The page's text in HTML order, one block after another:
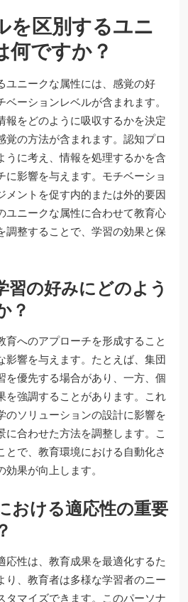
を区別するユニ
何ですか？
ユニークな属性には、感覚の好
ーションレベルが含まれます。
報をどのように吸収するかを決定
覚の方法が含まれます。認知プロ
うに考え、情報を処理するかを含
に影響を与えます。モチベーショ
メントを促す内的または外的要因
ユニークな属性に合わせて教育心
調整することで、学習の効果と保
習の好みにどのよう
？
育へのアプローチを形成すること
影響を与えます。たとえば、集団
を優先する場合があり、一方、個
を強調することがあります。これ
のソリューションの設計に影響を
に合わせた方法を調整します。こ
とで、教育環境における自動化さ
果が向上します。
おける適応性の重要
応性は、教育成果を最適化するた
り、教育者は多様な学習者のニー
タマイズできます。このパーソナ